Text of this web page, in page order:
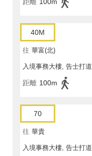
距離 100m
40M
往 華富(北)
入境事務大樓, 告士打道
距離 100m
70
往 華貴
入境事務大樓, 告士打道